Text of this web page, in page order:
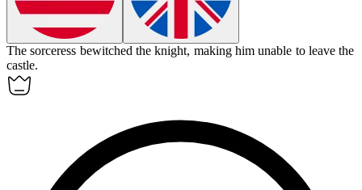
The sorceress bewitched the knight, making him unable to leave the
castle.